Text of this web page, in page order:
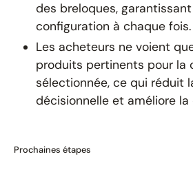
des breloques,
configuration à chaque fois.
Les acheteurs ne voient
produits pertinents pour la
sélectionnée, ce qui réduit
décisionnelle et améliore la
Prochaines étapes